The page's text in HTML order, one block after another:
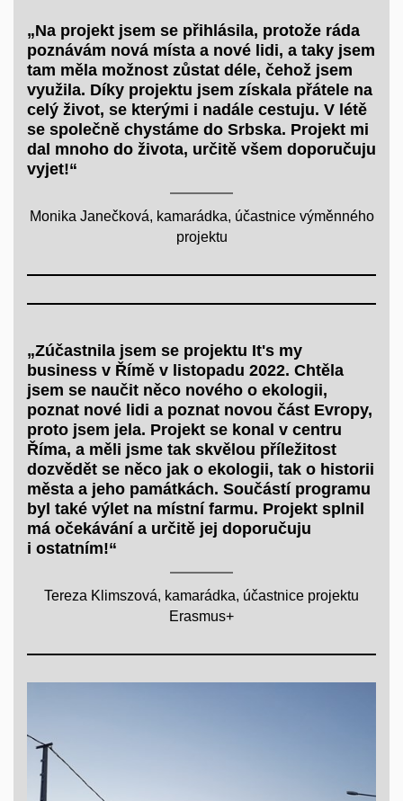
„Na projekt jsem se přihlásila, protože ráda
poznávám nová místa a nové lidi, a taky jsem
tam měla možnost zůstat déle, čehož jsem
využila. Díky projektu jsem získala přátele na
celý život, se kterými i nadále cestuju. V létě
se společně chystáme do Srbska. Projekt mi
dal mnoho do života, určitě všem doporučuju
vyjet!“
Monika Janečková, kamarádka, účastnice výměnného
projektu
„Zúčastnila jsem se projektu It's my
business v Římě v listopadu 2022. Chtěla
jsem se naučit něco nového o ekologii,
poznat nové lidi a poznat novou část Evropy,
proto jsem jela. Projekt se konal v centru
Říma, a měli jsme tak skvělou příležitost
dozvědět se něco jak o ekologii, tak o historii
města a jeho památkách. Součástí programu
byl také výlet na místní farmu. Projekt splnil
má očekávání a určitě jej doporučuju
i ostatním!“
Tereza Klimszová, kamarádka, účastnice projektu
Erasmus+